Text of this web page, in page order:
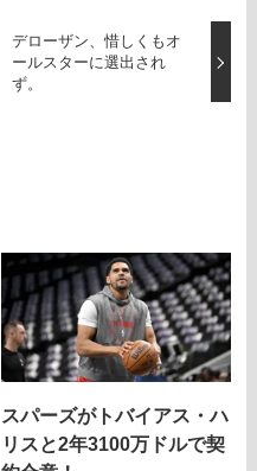
デローザン、惜しくもオ
ールスターに選出され
ず。
スパーズがトバイアス・ハ
リスと2年3100万ドルで契